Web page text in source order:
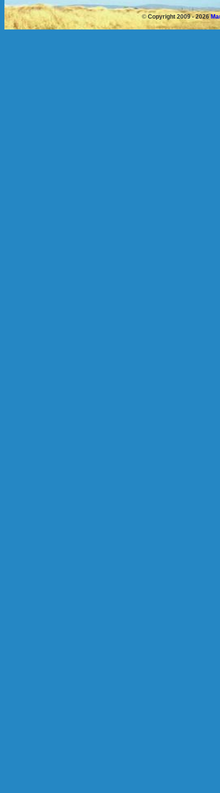
© Copyright 2009 - 2026